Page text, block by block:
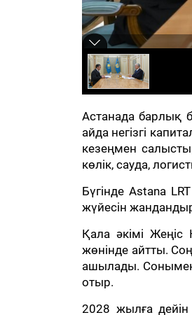
Астанада барлық
айда негізгі
кезеңмен
көлік, сауда,
Бүгінде Astana
жүйесін
Қала әкімі
жөнінде айтты.
ашылады. Сонымен
отыр.
2028 жылға дейін